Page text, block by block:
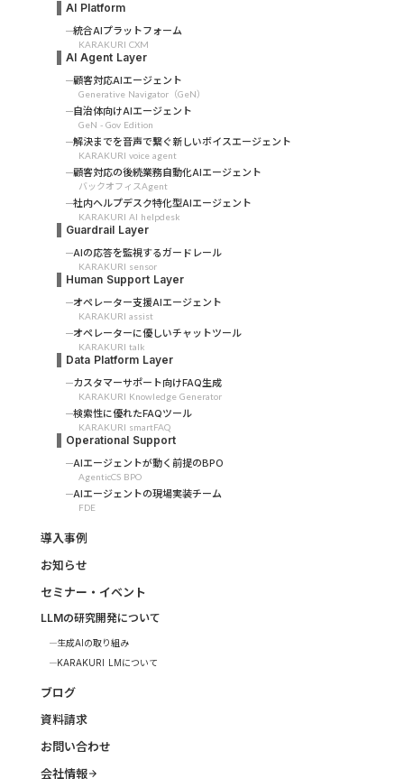
AI Platform
統合AIプラットフォーム
KARAKURI CXM
AI Agent Layer
顧客対応AIエージェント
Generative Navigator（GeN）
自治体向けAIエージェント
GeN - Gov Edition
解決までを音声で繋ぐ新しいボイスエージェント
KARAKURI voice agent
顧客対応の後続業務自動化AIエージェント
バックオフィスAgent
社内ヘルプデスク特化型AIエージェント
KARAKURI AI helpdesk
Guardrail Layer
AIの応答を監視するガードレール
KARAKURI sensor
Human Support Layer
オペレーター支援AIエージェント
KARAKURI assist
オペレーターに優しいチャットツール
KARAKURI talk
Data Platform Layer
カスタマーサポート向けFAQ生成
KARAKURI Knowledge Generator
検索性に優れたFAQツール
KARAKURI smartFAQ
Operational Support
AIエージェントが動く前提のBPO
AgenticCS BPO
AIエージェントの現場実装チーム
FDE
導入事例
お知らせ
セミナー・イベント
LLMの研究開発について
生成AIの取り組み
KARAKURI LMについて
ブログ
資料請求
お問い合わせ
会社情報arrow_forward